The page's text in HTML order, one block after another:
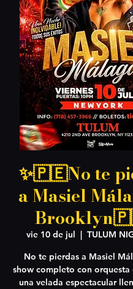
✨🇵🇪No te
a Masiel
vie 10 de jul
  |
TULUM
No te pierdas a Masiel
show completo con orquesta
una velada espectacular